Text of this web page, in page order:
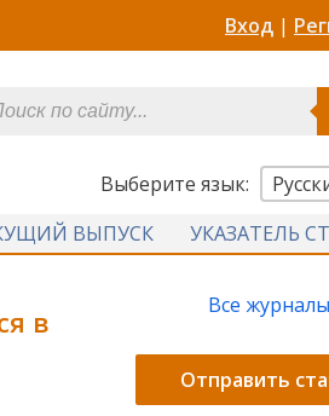
Вход |
Выберите язык:
ВЫПУСК УКАЗАТЕЛЬ
в
Все журналы
Отправить